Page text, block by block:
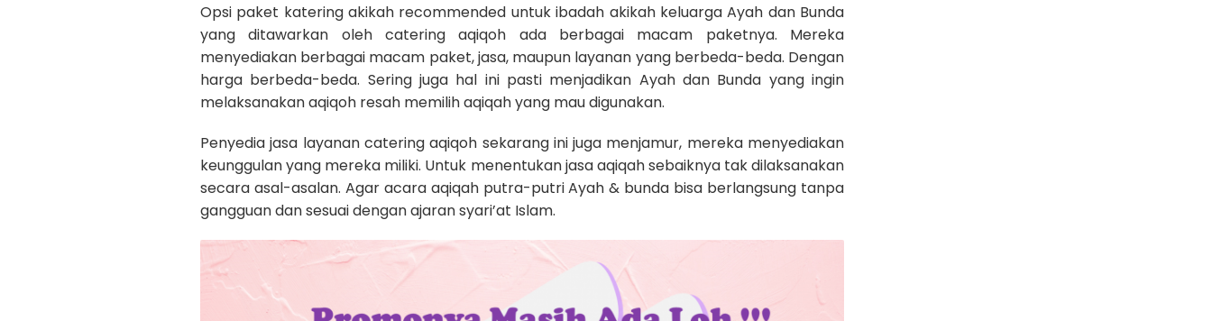
Opsi paket katering akikah recommended untuk ibadah akikah keluarga Ayah dan Bunda
yang ditawarkan oleh catering aqiqoh ada berbagai macam paketnya. Mereka
menyediakan berbagai macam paket, jasa, maupun layanan yang berbeda-beda. Dengan
harga berbeda-beda. Sering juga hal ini pasti menjadikan Ayah dan Bunda yang ingin
melaksanakan aqiqoh resah memilih aqiqah yang mau digunakan.
Penyedia jasa layanan catering aqiqoh sekarang ini juga menjamur, mereka menyediakan
keunggulan yang mereka miliki. Untuk menentukan jasa aqiqah sebaiknya tak dilaksanakan
secara asal-asalan. Agar acara aqiqah putra-putri Ayah & bunda bisa berlangsung tanpa
gangguan dan sesuai dengan ajaran syari’at Islam.